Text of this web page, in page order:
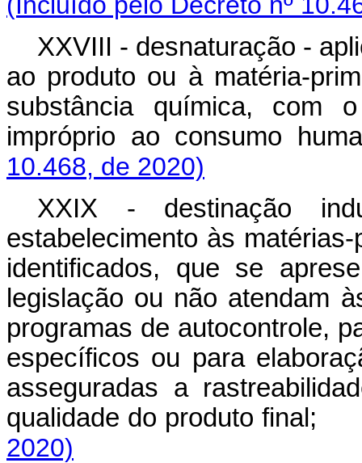
XXVIII - desnaturação -
ao produto ou à matéria-
substância química, com
impróprio ao consumo
10.468, de 2020)
XXIX - destinação
estabelecimento às
identificados, que se
legislação ou não atendam
programas de autocontrole,
específicos ou para
asseguradas a
qualidade do produto
2020)